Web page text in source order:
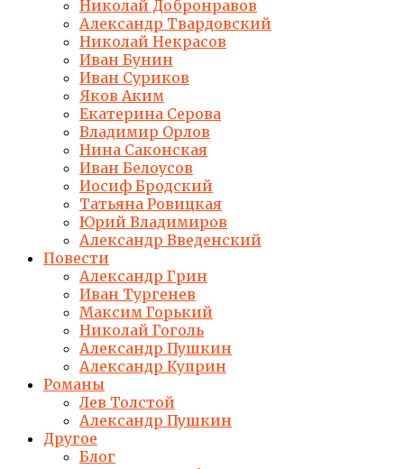
Николай Добронравов
Александр Твардовский
Николай Некрасов
Иван Бунин
Иван Суриков
Яков Аким
Екатерина Серова
Владимир Орлов
Нина Саконская
Иван Белоусов
Иосиф Бродский
Татьяна Ровицкая
Юрий Владимиров
Александр Введенский
Повести
Александр Грин
Иван Тургенев
Максим Горький
Николай Гоголь
Александр Пушкин
Александр Куприн
Романы
Лев Толстой
Александр Пушкин
Другое
Блог